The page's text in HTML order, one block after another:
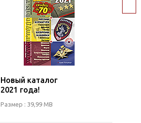
Новый каталог
2021 года!
Размер : 39,99 MB